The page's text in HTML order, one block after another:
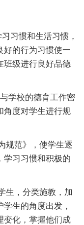
习惯和生活习惯，
好的行为习惯使一
班级进行良好品德
学校的德育工作密
角度对学生进行规
规范》，使学生逐
学习习惯和积极的
生，分类施教，加
生的角度出发，
变化，掌握他们成